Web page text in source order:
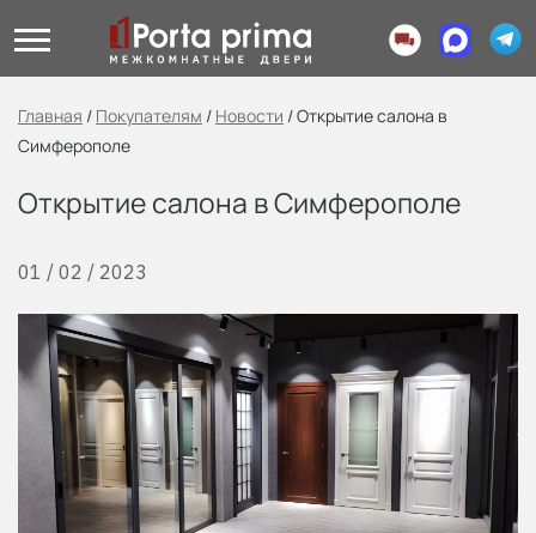
Главная / Покупателям / Новости /Открытие салона в
Симферополе
Открытие салона в Симферополе
01 / 02 / 2023